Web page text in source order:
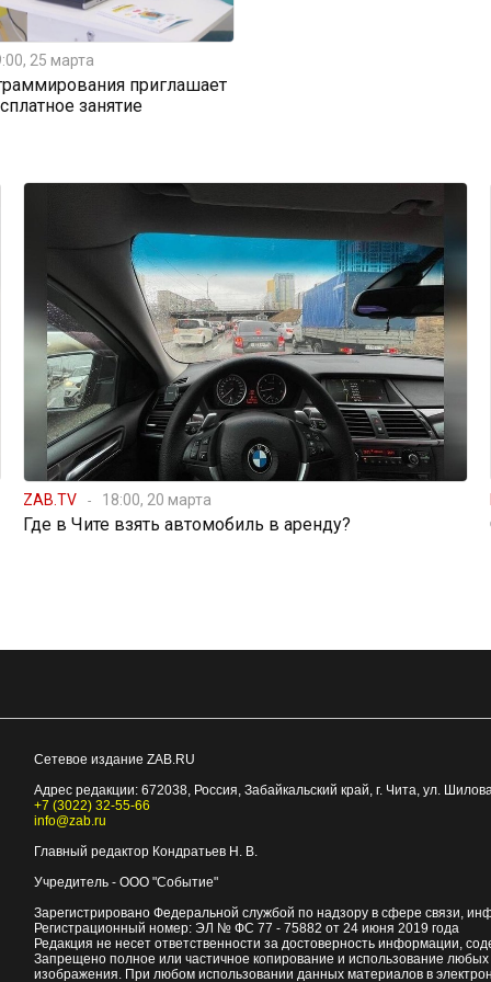
25 марта
приглашает
занятие
ZAB.TV 18:00, 20 марта
Где в Чите взять автомобиль в аренду?
Сетевое издание ZAB.RU
Адрес редакции: 672038, Россия, Забайкальский край, г. Чита, ул.
+7 (3022) 32-55-66
info@zab.ru
Главный редактор Кондратьев Н. В.
Учредитель - ООО "Событие"
Зарегистрировано Федеральной службой по надзору в сфере связи,
Регистрационный номер: ЭЛ № ФС 77 - 75882 от 24 июня 2019 года
Редакция не несет ответственности за достоверность информации,
Запрещено полное или частичное копирование и использование
изображения. При любом использовании данных материалов в